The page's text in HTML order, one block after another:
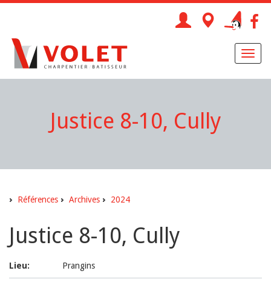
Justice 8-10, Cully
Références Archives 2024
Justice 8-10, Cully
Lieu: Prangins